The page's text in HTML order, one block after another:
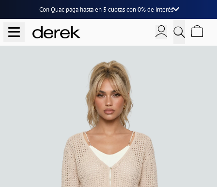
Con Quac paga hasta en 5 cuotascon0% de interés